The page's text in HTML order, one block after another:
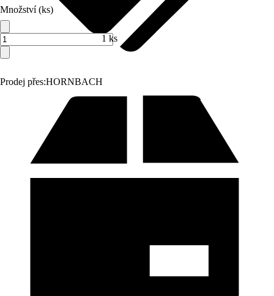
Prodej přes:HORNBACH
Množství (ks)
1 ks